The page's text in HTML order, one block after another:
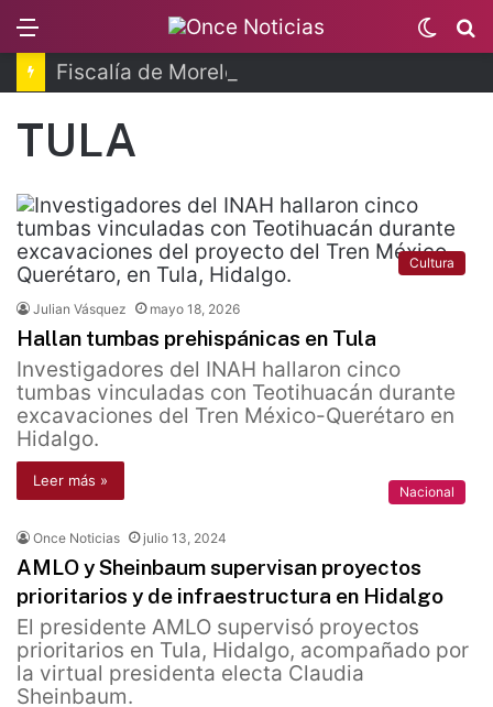
Switch
skin
TULA
Cultura
Julian Vásquez mayo 18, 2026
Hallan tumbas prehispánicas en Tula
Investigadores del INAH hallaron cinco
tumbas vinculadas con Teotihuacán durante
excavaciones del Tren México-Querétaro en
Hidalgo.
Leer más »
Nacional
Once Noticias julio 13, 2024
AMLO y Sheinbaum supervisan proyectos
prioritarios y de infraestructura en Hidalgo
El presidente AMLO supervisó proyectos
prioritarios en Tula, Hidalgo, acompañado por
la virtual presidenta electa Claudia
Sheinbaum.